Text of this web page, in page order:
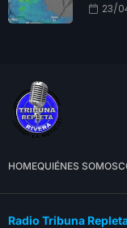
23/
HOMEQUIÉNES SOMOS
Radio Tribuna